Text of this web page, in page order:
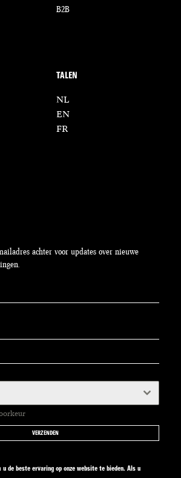
B2B
TALEN
NL
EN
FR
achter voor updates over nieuwe
VERZENDEN
u de beste ervaring op onze website te bieden. Als u